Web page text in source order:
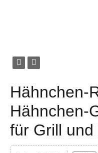
Hähnchen-
Hähnchen-
für Grill und